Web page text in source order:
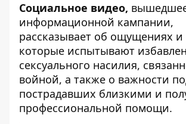
Социальное видео,
информационной кампании,
рассказывает об ощущениях
которые испытывают
сексуального насилия,
войной, а также о важности
пострадавших близкими и
профессиональной помощи.